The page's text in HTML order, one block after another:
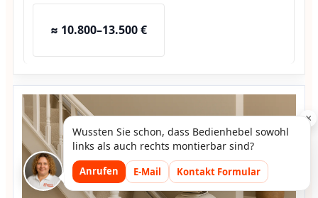
≈ 10.800–13.500 €
×
Wussten Sie schon, dass Bedienhebel sowohl
links als auch rechts montierbar sind?
Anrufen E-Mail Kontakt Formular